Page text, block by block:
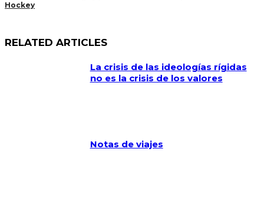
Hockey
RELATED ARTICLES
La crisis de las ideologías rígidas
no es la crisis de los valores
Notas de viajes